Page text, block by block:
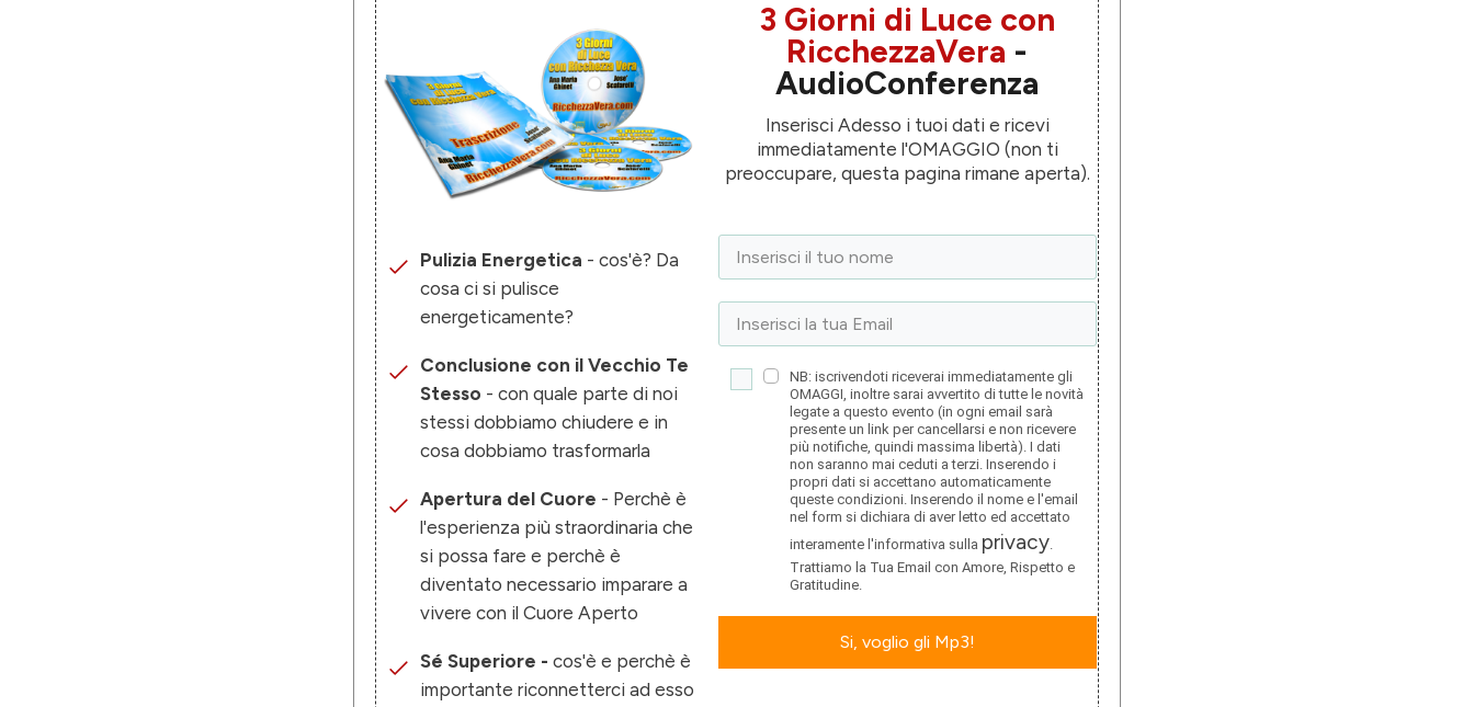
Pulizia Energetica - cos'è? Da
cosa ci si pulisce
energeticamente?
Conclusione con il Vecchio Te
Stesso - con quale parte di noi
stessi dobbiamo chiudere e in
cosa dobbiamo trasformarla
Apertura del Cuore - Perchè è
l'esperienza più straordinaria che
si possa fare e perchè è
diventato necessario imparare a
vivere con il Cuore Aperto
Sé Superiore - cos'è e perchè è
importante riconnetterci ad esso
3 Giorni di Luce con
RicchezzaVera -
AudioConferenza
Inserisci Adesso i tuoi dati e ricevi
immediatamente l'OMAGGIO (non ti
preoccupare, questa pagina rimane aperta).
NB: iscrivendoti riceverai immediatamente gli
OMAGGI, inoltre sarai avvertito di tutte le novità
legate a questo evento (in ogni email sarà
presente un link per cancellarsi e non ricevere
più notifiche, quindi massima libertà). I dati
non saranno mai ceduti a terzi. Inserendo i
propri dati si accettano automaticamente
queste condizioni. Inserendo il nome e l'email
nel form si dichiara di aver letto ed accettato
interamente l'informativa sulla privacy.
Trattiamo la Tua Email con Amore, Rispetto e
Gratitudine.
Si, voglio gli Mp3!